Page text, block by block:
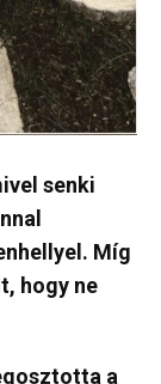
senki
Míg
hogy ne
a